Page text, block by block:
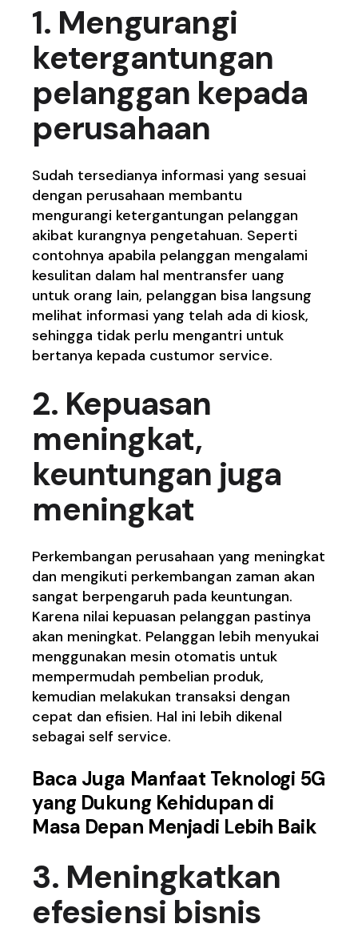
1. Mengurangi
ketergantungan
pelanggan kepada
perusahaan
Sudah tersedianya informasi yang sesuai
dengan perusahaan membantu
mengurangi ketergantungan pelanggan
akibat kurangnya pengetahuan. Seperti
contohnya apabila pelanggan mengalami
kesulitan dalam hal mentransfer uang
untuk orang lain, pelanggan bisa langsung
melihat informasi yang telah ada di kiosk,
sehingga tidak perlu mengantri untuk
bertanya kepada custumor service.
2. Kepuasan
meningkat,
keuntungan juga
meningkat
Perkembangan perusahaan yang meningkat
dan mengikuti perkembangan zaman akan
sangat berpengaruh pada keuntungan.
Karena nilai kepuasan pelanggan pastinya
akan meningkat. Pelanggan lebih menyukai
menggunakan mesin otomatis untuk
mempermudah pembelian produk,
kemudian melakukan transaksi dengan
cepat dan efisien. Hal ini lebih dikenal
sebagai self service.
Baca Juga Manfaat Teknologi 5G
yang Dukung Kehidupan di
Masa Depan Menjadi Lebih Baik
3. Meningkatkan
efesiensi bisnis